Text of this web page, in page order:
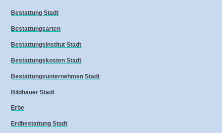
Bestattung Stadt
Bestattungsarten
Bestattungsinstitut Stadt
Bestattungskosten Stadt
Bestattungsunternehmen Stadt
Bildhauer Stadt
Erbe
Erdbestattung Stadt